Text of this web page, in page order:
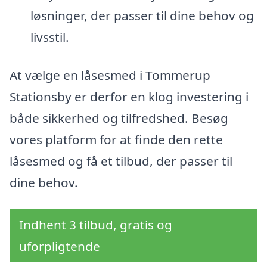
løsninger, der passer til dine behov og
livsstil.
At vælge en låsesmed i Tommerup
Stationsby er derfor en klog investering i
både sikkerhed og tilfredshed. Besøg
vores platform for at finde den rette
låsesmed og få et tilbud, der passer til
dine behov.
Indhent 3 tilbud, gratis og
uforpligtende